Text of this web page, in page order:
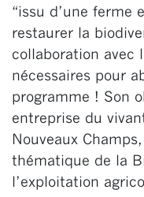
“issu d’une ferme
restaurer la
collaboration avec
nécessaires pour
programme ! Son
entreprise du
Nouveaux
thématique de la
l’exploitation